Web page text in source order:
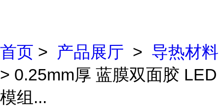
首页 > 产品展厅 > 导热材料
> 0.25mm厚 蓝膜双面胶 LED
模组...